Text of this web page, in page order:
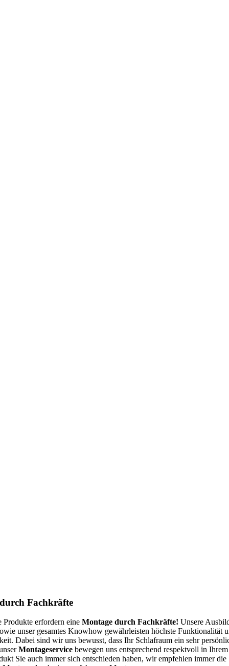
Fachkräfte
Produkte erfordern eineMontage durch Fachkräfte!Unsere
unser gesamtes Knowhow gewährleisten höchste Funktionalität
Dabei sind wir uns bewusst, dass Ihr Schlafraum ein sehr
Montageservice bewegen uns entsprechend respektvoll in
Sie auch immer sich entschieden haben, wir empfehlen immer die